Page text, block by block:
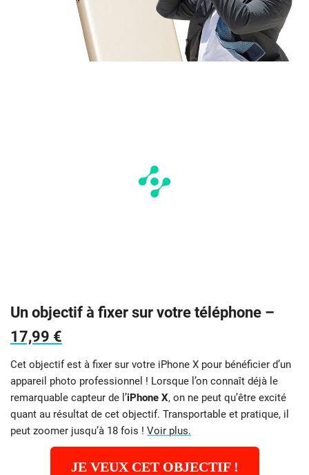
Un objectif à fixer sur votre téléphone –
17,99 €
Cet objectif est à fixer sur votre iPhone X pour bénéficier d’un
appareil photo professionnel ! Lorsque l’on connaît déjà le
remarquable capteur de l’iPhone X, on ne peut qu’être excité
quant au résultat de cet objectif. Transportable et pratique, il
peut zoomer jusqu’à 18 fois ! Voir plus.
JE VEUX CET OBJECTIF !